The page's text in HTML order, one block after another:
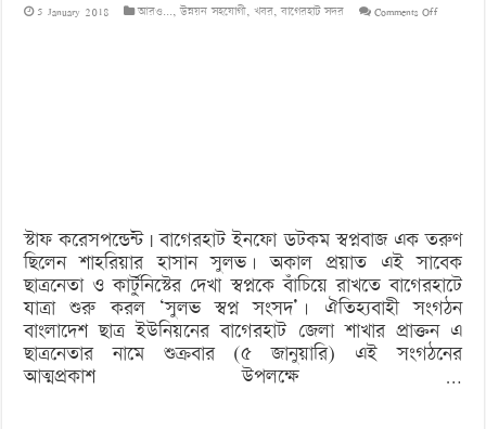
5 January 2018 আরও...,উন্নয়ন সহযোগী,খবর,বাগেরহাট সদর Comments Offon
স্টাফ করেসপন্ডেন্ট | বাগেরহাট ইনফো ডটকম স্বপ্নবাজ এক তরুণ
ছিলেন শাহরিয়ার হাসান সুলভ। অকাল প্রয়াত এই সাবেক
ছাত্রনেতা ও কার্টুনিস্টের দেখা স্বপ্নকে বাঁচিয়ে রাখতে বাগেরহাটে
যাত্রা শুরু করল ‘সুলভ স্বপ্ন সংসদ’। ঐতিহ্যবাহী সংগঠন
বাংলাদেশ ছাত্র ইউনিয়নের বাগেরহাট জেলা শাখার প্রাক্তন এ
ছাত্রনেতার নামে শুক্রবার (৫ জানুয়ারি) এই সংগঠনের
আত্মপ্রকাশ উপলক্ষে …